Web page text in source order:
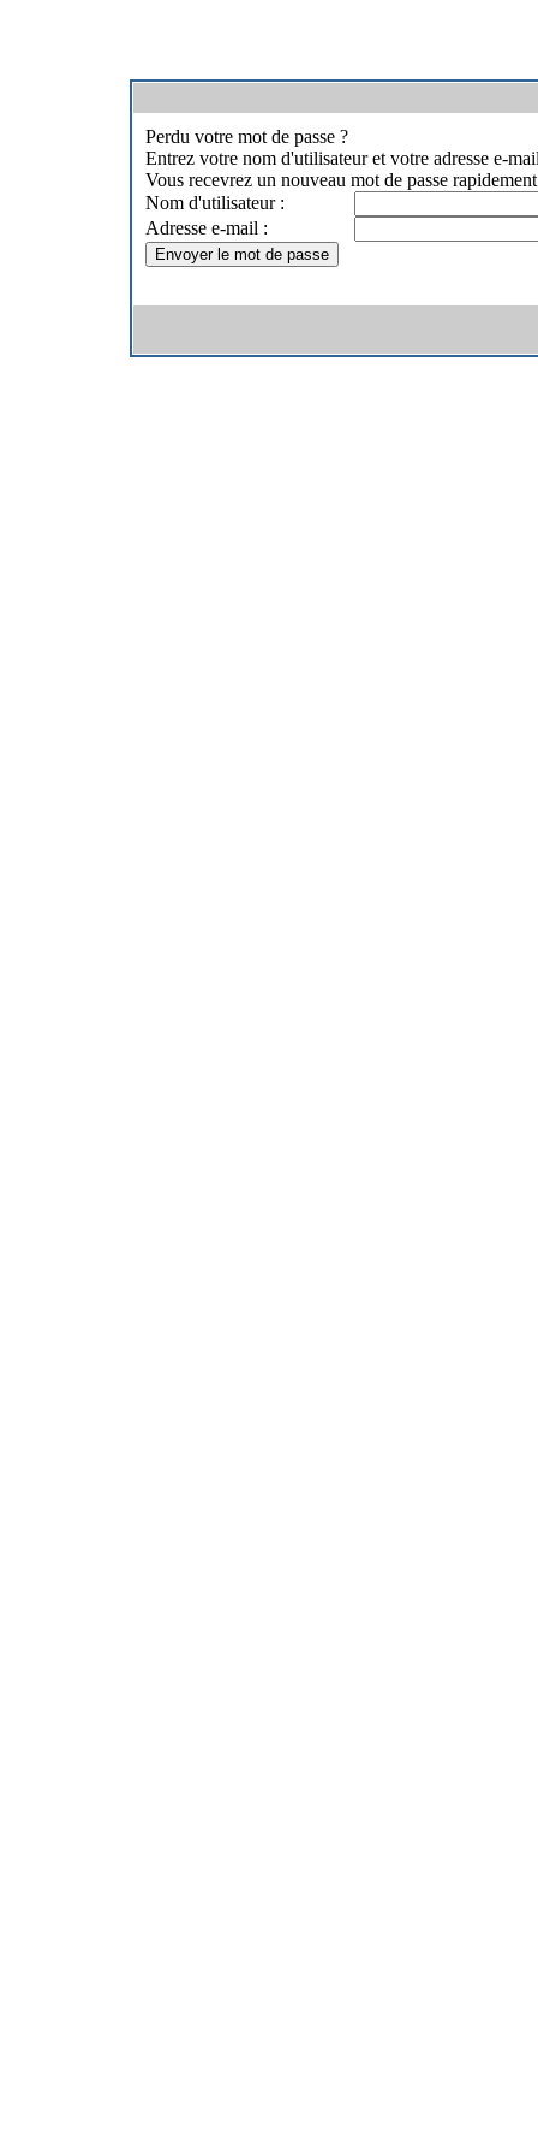
Perdu votre mot de passe ?
Entrez votre nom d'utilisateur et votre adresse e-
Vous recevrez un nouveau mot de passe
Nom d'utilisateur :
Adresse e-mail :